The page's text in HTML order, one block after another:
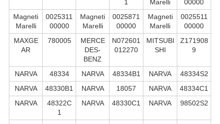
1 Marelli
00000
Magneti
Marelli
0025311
00000
Magneti
Marelli
0025871
00000
Magneti
Marelli
0025511
00000
MAXGE
AR
780005
MERCE
DES-
BENZ
N072601
012270
MITSUBI
SHI
Z171908
9
NARVA 48334 NARVA 48334B1 NARVA
48334S2
NARVA
48330B1 NARVA 18057 NARVA
48334C1
NARVA
48322С
1
NARVA 48330C1 NARVA 98502S2